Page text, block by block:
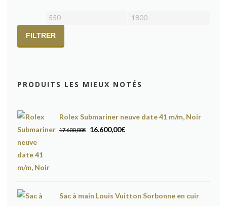
Prix
Prix
FILTRER
PRODUITS LES MIEUX NOTÉS
Rolex Submariner neuve date 41 m/m, Noir
17.600,00€
Le
16.600,00€Le
Sac à main Louis Vuitton Sorbonne en cuir